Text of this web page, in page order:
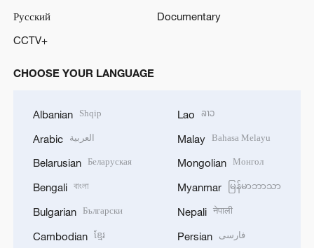
Русский
Documentary
CCTV+
CHOOSE YOUR LANGUAGE
Albanian Shqip
Arabic العربية
Belarusian Беларуская
Bengali বাংলা
Bulgarian Български
Cambodian ខ្មែរ
Lao ລາວ
Malay Bahasa Melayu
Mongolian Монгол
Myanmar မြန်မာဘာသာ
Nepali नेपाली
Persian فارسی